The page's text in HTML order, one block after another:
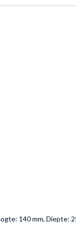
140 mm, Diepte: